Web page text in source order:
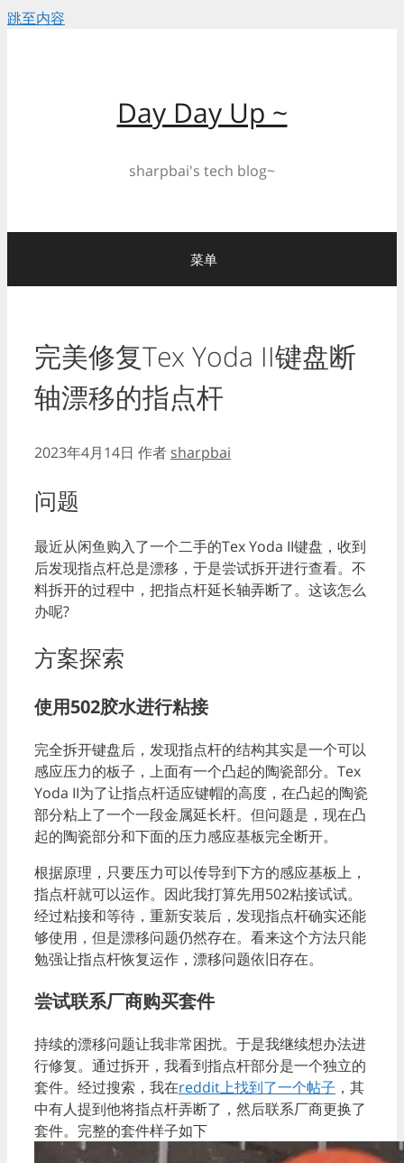
跳至内容
Day Day Up ~
sharpbai's tech blog~
菜单
完美修复Tex Yoda II键盘断
轴漂移的指点杆
2023年4月14日 作者 sharpbai
问题
最近从闲鱼购入了一个二手的Tex Yoda II键盘，收到
后发现指点杆总是漂移，于是尝试拆开进行查看。不
料拆开的过程中，把指点杆延长轴弄断了。这该怎么
办呢?
方案探索
使用502胶水进行粘接
完全拆开键盘后，发现指点杆的结构其实是一个可以
感应压力的板子，上面有一个凸起的陶瓷部分。Tex
Yoda II为了让指点杆适应键帽的高度，在凸起的陶瓷
部分粘上了一个一段金属延长杆。但问题是，现在凸
起的陶瓷部分和下面的压力感应基板完全断开。
根据原理，只要压力可以传导到下方的感应基板上，
指点杆就可以运作。因此我打算先用502粘接试试。
经过粘接和等待，重新安装后，发现指点杆确实还能
够使用，但是漂移问题仍然存在。看来这个方法只能
勉强让指点杆恢复运作，漂移问题依旧存在。
尝试联系厂商购买套件
持续的漂移问题让我非常困扰。于是我继续想办法进
行修复。通过拆开，我看到指点杆部分是一个独立的
套件。经过搜索，我在reddit上找到了一个帖子 ，其
中有人提到他将指点杆弄断了，然后联系厂商更换了
套件。完整的套件样子如下